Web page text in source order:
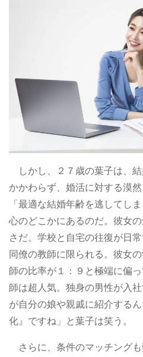
しかし、２７歳の葉子は、
かかわらず、婚活に対する漠
「最適な結婚年齢を逃してし
心のどこかにあるのだ。彼女
さだ。学校と自宅の往復が日
同僚の教師に限られる。彼女
師の比率が１：９と極端に偏
師は超人気。独身の男性が入
が自分の娘や親戚に紹介する
化』ですね」と葉子は笑う。
さらに、条件のマッチング